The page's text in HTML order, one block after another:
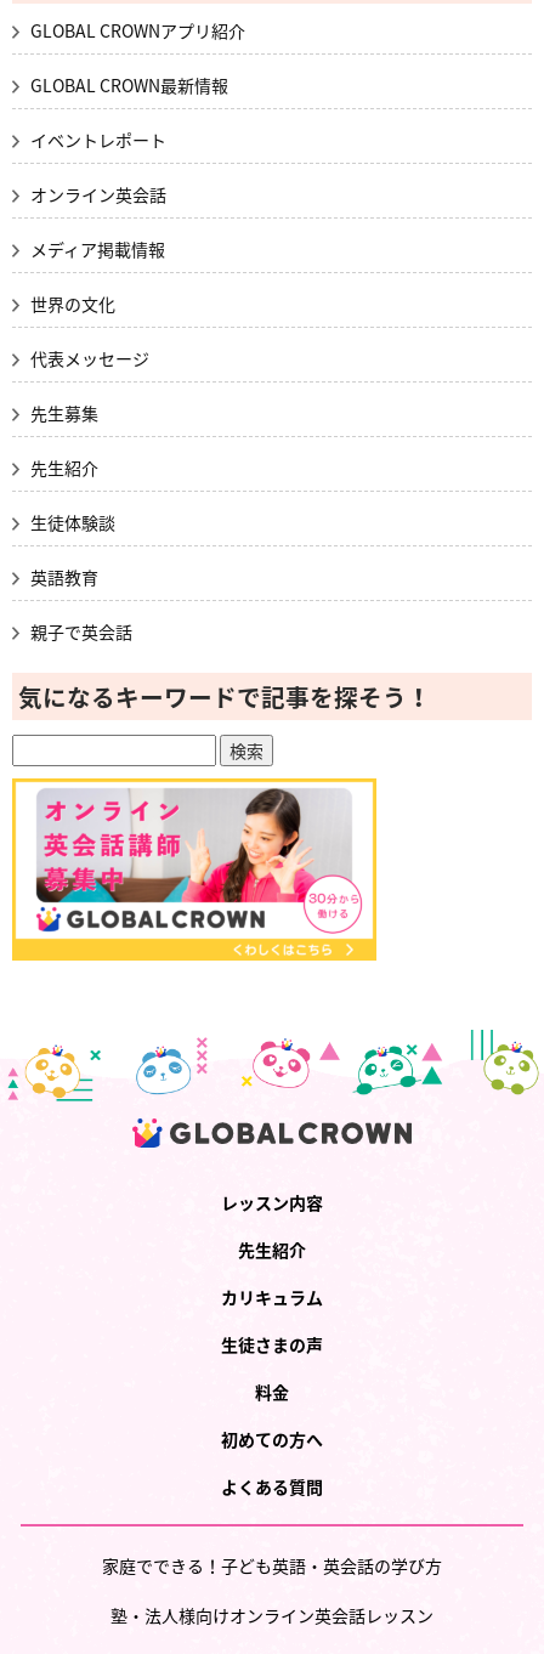
GLOBAL CROWNアプリ紹介
GLOBAL CROWN最新情報
イベントレポート
オンライン英会話
メディア掲載情報
世界の文化
代表メッセージ
先生募集
先生紹介
生徒体験談
英語教育
親子で英会話
気になるキーワードで記事を探そう！
レッスン内容
先生紹介
カリキュラム
生徒さまの声
料金
初めての方へ
よくある質問
家庭でできる！子ども英語・英会話の学び方
塾・法人様向けオンライン英会話レッスン